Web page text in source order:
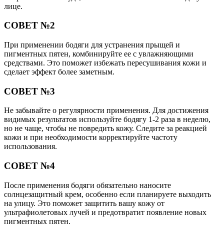
лице.
СОВЕТ №2
При применении бодяги для устранения прыщей и
пигментных пятен, комбинируйте ее с увлажняющими
средствами. Это поможет избежать пересушивания кожи и
сделает эффект более заметным.
СОВЕТ №3
Не забывайте о регулярности применения. Для достижения
видимых результатов используйте бодягу 1-2 раза в неделю,
но не чаще, чтобы не повредить кожу. Следите за реакцией
кожи и при необходимости корректируйте частоту
использования.
СОВЕТ №4
После применения бодяги обязательно наносите
солнцезащитный крем, особенно если планируете выходить
на улицу. Это поможет защитить вашу кожу от
ультрафиолетовых лучей и предотвратит появление новых
пигментных пятен.